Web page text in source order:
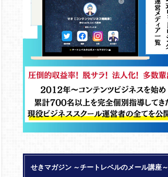
せきマガジン ～チートレベルのメール講座～